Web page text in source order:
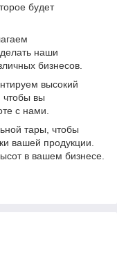
будет
наши
бизнесов.
высокий
чтобы вы
с нами.
тары, чтобы
вашей продукции.
в вашем бизнесе.